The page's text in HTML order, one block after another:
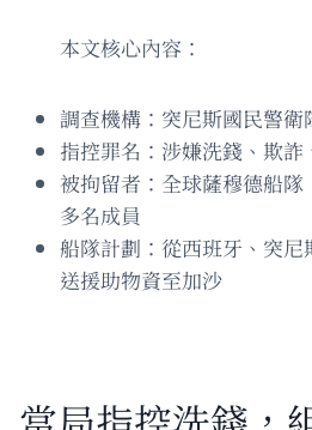
本文核心內容：
調查機構：突尼斯國民警衛
指控罪名：涉嫌洗錢、欺詐
被拘留者：全球薩穆德船
多名成員
船隊計劃：從西班牙、突
送援助物資至加沙